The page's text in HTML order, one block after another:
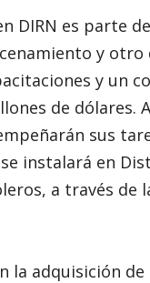
DIRN es parte
y
y un
de dólares.
sus
instalará en
a través
la adquisición